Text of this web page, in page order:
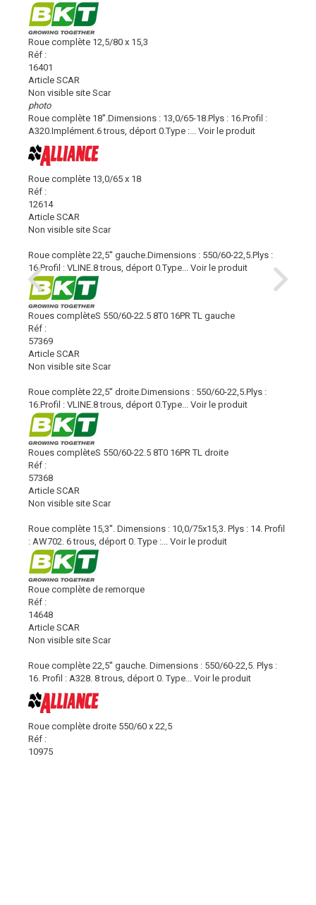
Roue complète 12,5/80 x 15,3
Réf :
16401
Article SCAR
Non visible site Scar
photo
Roue complète 18''.Dimensions : 13,0/65-18.Plys : 16.Profil :
A320.Implément.6 trous, déport 0.Type :...
Voir le produit
Roue complète 13,0/65 x 18
Réf :
12614
Article SCAR
Non visible site Scar
Roue complète 22,5'' gauche.Dimensions : 550/60-22,5.Plys :
16.Profil : VLINE.8 trous, déport 0.Type...
Voir le produit
Roues complèteS 550/60-22.5 8T0 16PR TL gauche
Réf :
57369
Article SCAR
Non visible site Scar
Roue complète 22,5'' droite.Dimensions : 550/60-22,5.Plys :
16.Profil : VLINE.8 trous, déport 0.Type...
Voir le produit
Roues complèteS 550/60-22.5 8T0 16PR TL droite
Réf :
57368
Article SCAR
Non visible site Scar
Roue complète 15,3''. Dimensions : 10,0/75x15,3. Plys : 14. Profil
: AW702. 6 trous, déport 0. Type :...
Voir le produit
Roue complète de remorque
Réf :
14648
Article SCAR
Non visible site Scar
Roue complète 22,5'' gauche. Dimensions : 550/60-22,5. Plys :
16. Profil : A328. 8 trous, déport 0. Type...
Voir le produit
Roue complète droite 550/60 x 22,5
Réf :
10975